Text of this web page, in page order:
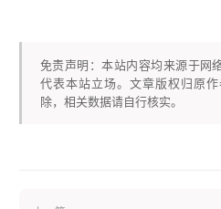
免责声明：本站内容均来源于网
代表本站立场。文章版权归原
除，相关数据请自行核实。